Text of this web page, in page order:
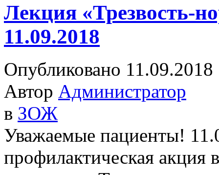
Лекция «Трезвость-
11.09.2018
Опубликовано 11.09.2018
Автор Администратор
в ЗОЖ
Уважаемые пациенты!
профилактическая акция